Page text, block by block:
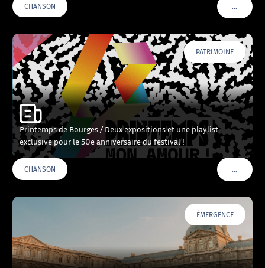
CHANSON …VOIR
PATRIMOINE
Printemps de Bourges / Deux expositions et une playlist
exclusive pour le 50e anniversaire du festival !
CHANSON …VOIR
ÉMERGENCE